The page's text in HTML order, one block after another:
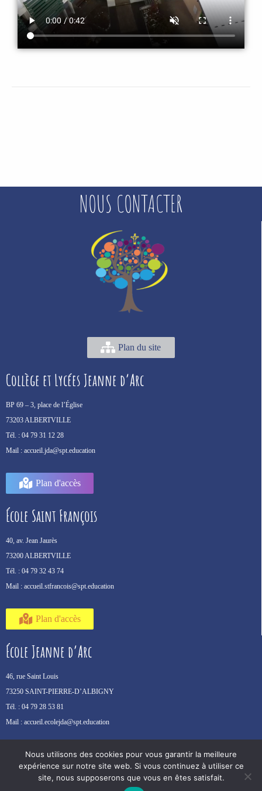
NOUS CONTACTER
Plan du site
Collège et Lycées Jeanne d’Arc
BP 69 – 3, place de l’Église
73203 ALBERTVILLE
Tél. : 04 79 31 12 28
Mail : accueil.jda@spt.education
Plan d'accès
École Saint François
40, av. Jean Jaurès
73200 ALBERTVILLE
Tél. : 04 79 32 43 74
Mail : accueil.stfrancois@spt.education
Plan d'accès
École Jeanne d’Arc
46, rue Saint Louis
73250 SAINT-PIERRE-D’ALBIGNY
Tél. : 04 79 28 53 81
Mail : accueil.ecolejda@spt.education
Plan d'accès
Nous utilisons des cookies pour vous garantir la meilleure
expérience sur notre site web. Si vous continuez à utiliser ce
site, nous supposerons que vous en êtes satisfait.